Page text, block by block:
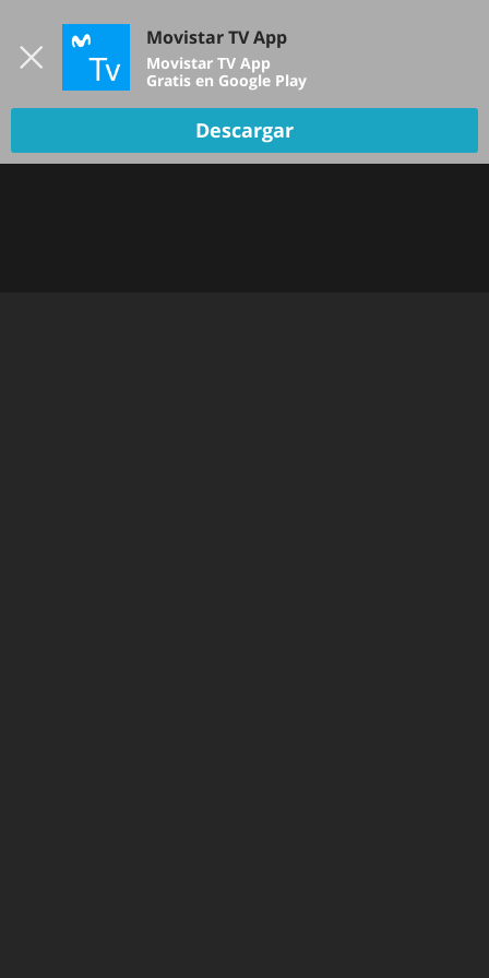
TV EN VIVO
Movistar TV App
Movistar TV App
Gratis en Google Play
Descargar